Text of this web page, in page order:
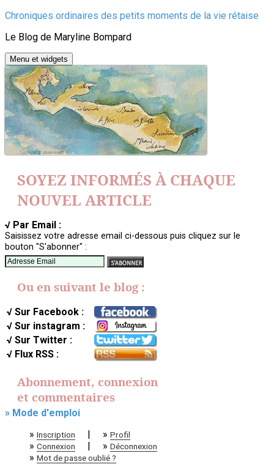
Aller
contenu
Chroniques ordinaires des petits moments de la vie rétaise
Le Blog de Maryline Bompard
Menu et widgets
SOYEZ INFORMÉS À CHAQUE
NOUVEL ARTICLE
√ Par Email :
Saisissez votre adresse email ci-dessous puis cliquez sur le
bouton "S'abonner" :
Ou en suivant le blog :
√ Sur Facebook :
√ Sur instagram :
√ Sur Twitter :
√ Flux RSS :
Abonnement, connexion
et commentaires
» Mode d'emploi
» Inscription | » Profil
» Connexion | » Déconnexion
» Mot de passe oublié ?